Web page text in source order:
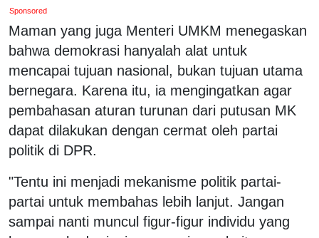
Sponsored
Maman yang juga Menteri UMKM menegaskan
bahwa demokrasi hanyalah alat untuk
mencapai tujuan nasional, bukan tujuan utama
bernegara. Karena itu, ia mengingatkan agar
pembahasan aturan turunan dari putusan MK
dapat dilakukan dengan cermat oleh partai
politik di DPR.
"Tentu ini menjadi mekanisme politik partai-
partai untuk membahas lebih lanjut. Jangan
sampai nanti muncul figur-figur individu yang